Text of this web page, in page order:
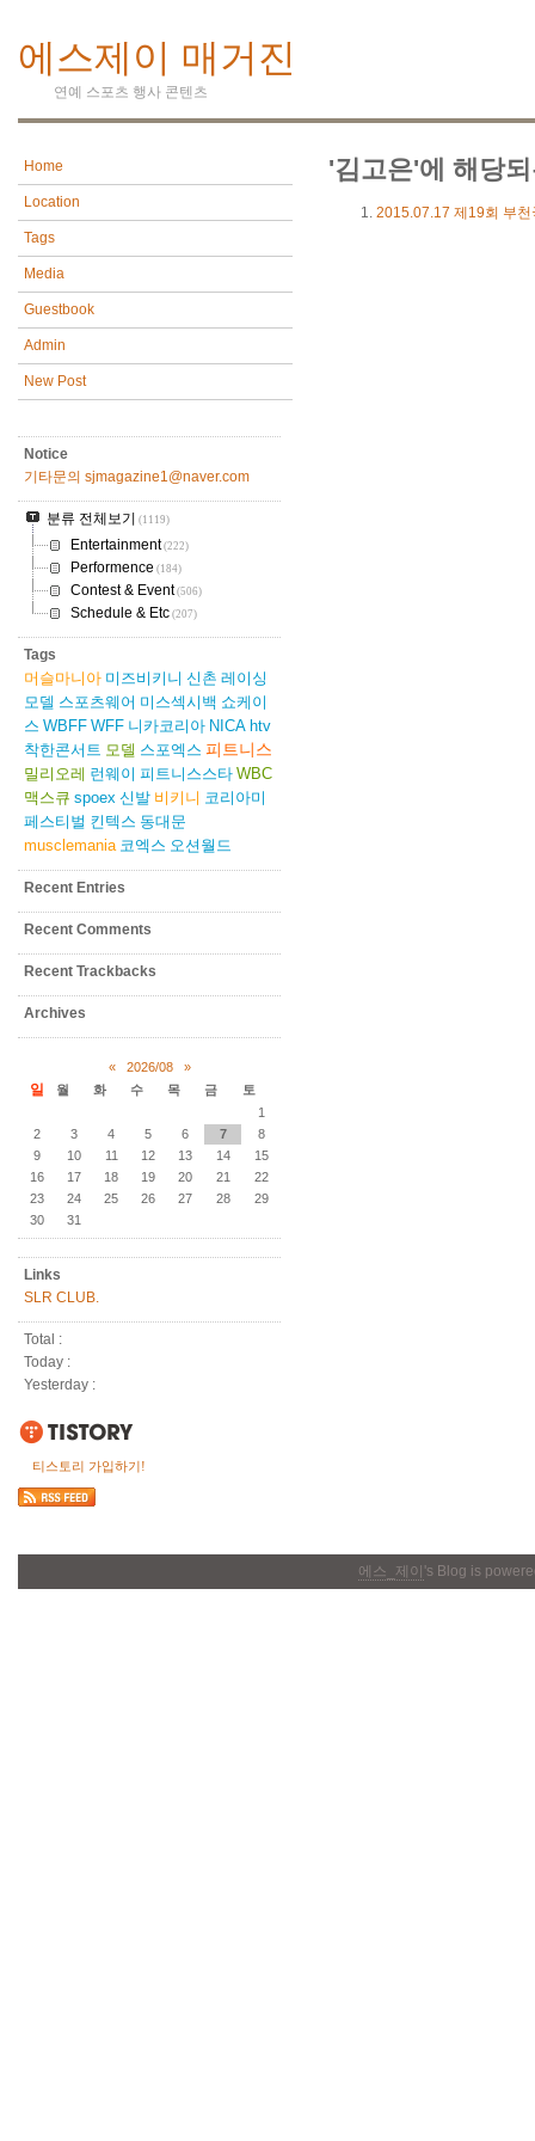
에스제이 매거진
연예 스포츠 행사 콘텐츠
Home
Location
Tags
Media
Guestbook
Admin
New Post
Notice
기타문의 sjmagazine1@naver.com
분류 전체보기 (1119)
Entertainment(222)
Performence (184)
Contest & Event(506)
Schedule & Etc (207)
Tags
머슬마니아 미즈비키니 신촌 레이싱
모델 스포츠웨어 미스섹시백 쇼케이
스 WBFF WFF 니카코리아 NICA htv
착한콘서트 모델 스포엑스 피트니스
밀리오레 런웨이 피트니스스타 WBC
맥스큐 spoex 신발 비키니 코리아미
페스티벌 킨텍스 동대문
musclemania 코엑스 오션월드
Recent Entries
Recent Comments
Recent Trackbacks
Archives
« 2026/08 »
일 월 화 수 목 금
토
1
2
3 4 5 6 7
8
9
10 11 12 13 14
15
16
17 18 19 20 21
22
23
24 25 26 27 28
29
30
31
Links
SLR CLUB.
Total :
Today :
Yesterday :
티스토리 가입하기!
'김고은'에 해당
2015.07.17 제19회 부
에스_제이 's Blog is